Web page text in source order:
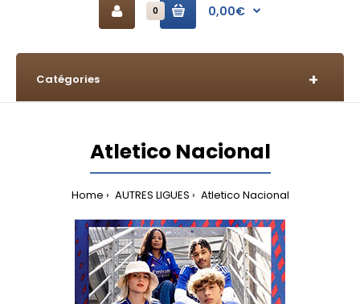
0 0,00€
Catégories
Atletico Nacional
Home AUTRES LIGUES Atletico Nacional